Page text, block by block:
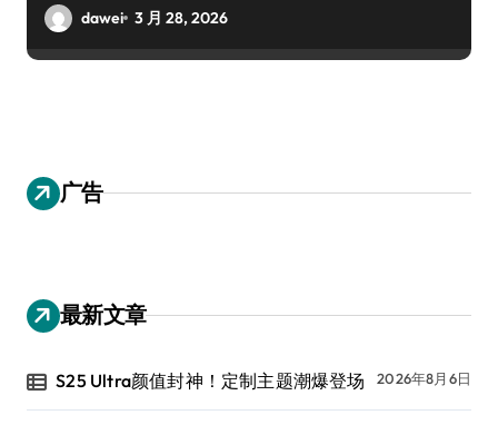
dawei 3 月 28, 2026
广告
最新文章
S25 Ultra颜值封神！定制主题潮爆登场 2026年8月6日